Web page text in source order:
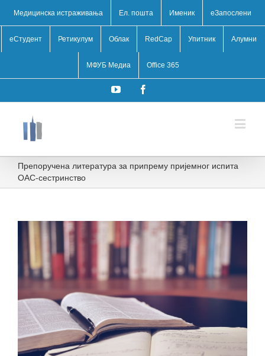
Медицинска истраживања Ел. пошта Именик eЗапослени
еСтудент Ретикулум Облак RedCap Упитник Алумни
МФУБ Медиа Office 365
YouTube
Препоручена литература за припрему пријемног испита
ОАС-сестринство